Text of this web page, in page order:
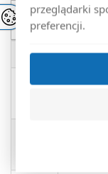
Moonbikes
Zdjęcie Marka /
przeglądarki
preferencji.